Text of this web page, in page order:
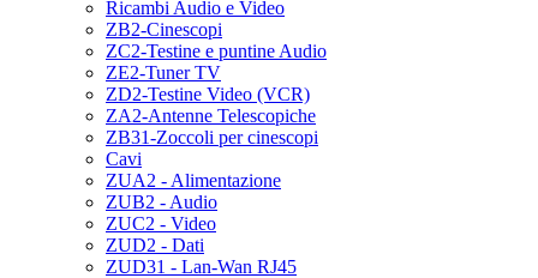
Ricambi Audio e Video
ZB2-Cinescopi
ZC2-Testine e puntine Audio
ZE2-Tuner TV
ZD2-Testine Video (VCR)
ZA2-Antenne Telescopiche
ZB31-Zoccoli per cinescopi
Cavi
ZUA2 - Alimentazione
ZUB2 - Audio
ZUC2 - Video
ZUD2 - Dati
ZUD31 - Lan-Wan RJ45